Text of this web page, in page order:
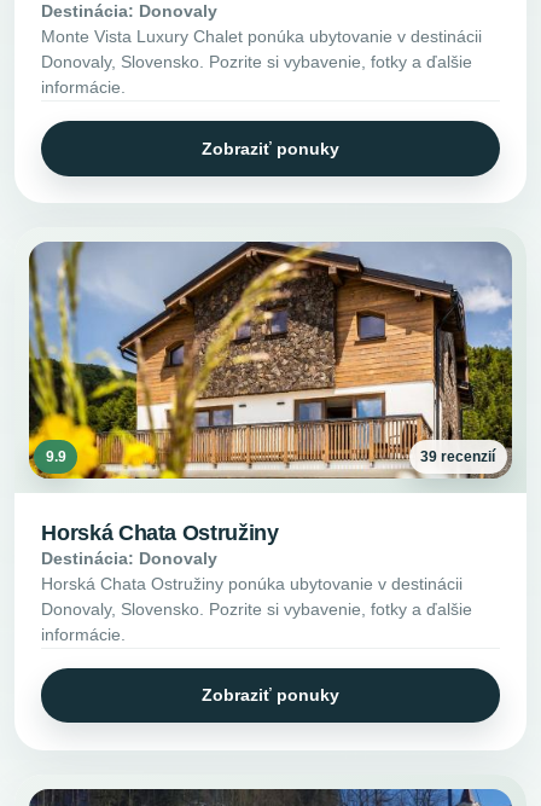
Destinácia: Donovaly
Monte Vista Luxury Chalet ponúka ubytovanie v destinácii
Donovaly, Slovensko. Pozrite si vybavenie, fotky a ďalšie
informácie.
Zobraziť ponuky
9.9 39 recenzií
Horská Chata Ostružiny
Destinácia: Donovaly
Horská Chata Ostružiny ponúka ubytovanie v destinácii
Donovaly, Slovensko. Pozrite si vybavenie, fotky a ďalšie
informácie.
Zobraziť ponuky